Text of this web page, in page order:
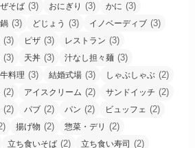
そば (3) おにぎり (3) かに (3)
(3) どじょう (3) イノベーディブ (3)
(3) ピザ (3) レストラン (3)
(3) 天丼 (3) 汁なし担々麺 (3)
牛料理 (3) 結婚式場 (3) しゃぶしゃぶ (2)
(2) アイスクリーム (2) サンドイッチ (2)
(2) パブ (2) パン (2) ビュッフェ (2)
揚げ物 (2) 惣菜・デリ (2)
立ち食いそば (2) 立ち食い寿司 (2)